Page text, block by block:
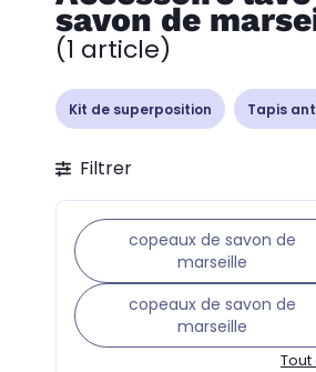
savon de
(1 article)
Kit de superposition Tapis
Filtrer
copeaux de savon de
marseille
copeaux de savon de
marseille